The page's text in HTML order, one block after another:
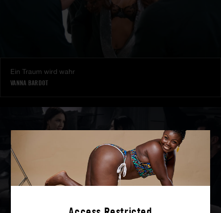
Ein Traum wird wahr
VANNA BARDOT